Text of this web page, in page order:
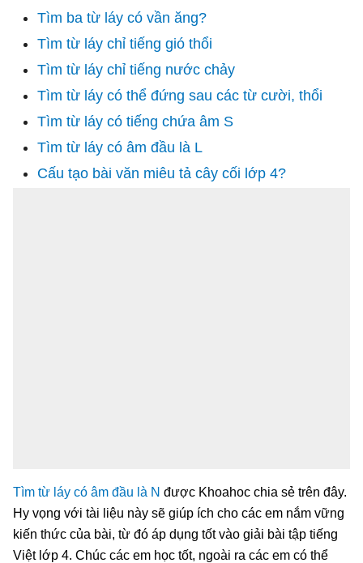
Tìm ba từ láy có vần ăng?
Tìm từ láy chỉ tiếng gió thổi
Tìm từ láy chỉ tiếng nước chảy
Tìm từ láy có thể đứng sau các từ cười, thổi
Tìm từ láy có tiếng chứa âm S
Tìm từ láy có âm đầu là L
Cấu tạo bài văn miêu tả cây cối lớp 4?
Tìm từ láy có âm đầu là N được Khoahoc chia sẻ trên đây.
Hy vọng với tài liệu này sẽ giúp ích cho các em nắm vững
kiến thức của bài, từ đó áp dụng tốt vào giải bài tập tiếng
Việt lớp 4. Chúc các em học tốt, ngoài ra các em có thể